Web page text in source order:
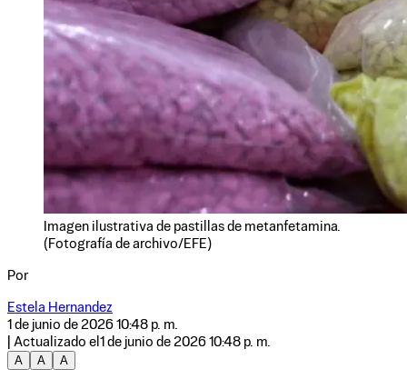
Imagen ilustrativa de pastillas de metanfetamina.
(Fotografía de archivo/EFE)
Por
Estela Hernandez
1 de junio de 2026 10:48 p. m.
| Actualizado el 1 de junio de 2026 10:48 p. m.
A
A A